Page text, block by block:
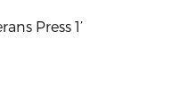
Press 1’